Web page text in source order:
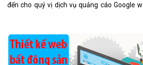
đến cho quý vị dịch vụ quảng cáo Google